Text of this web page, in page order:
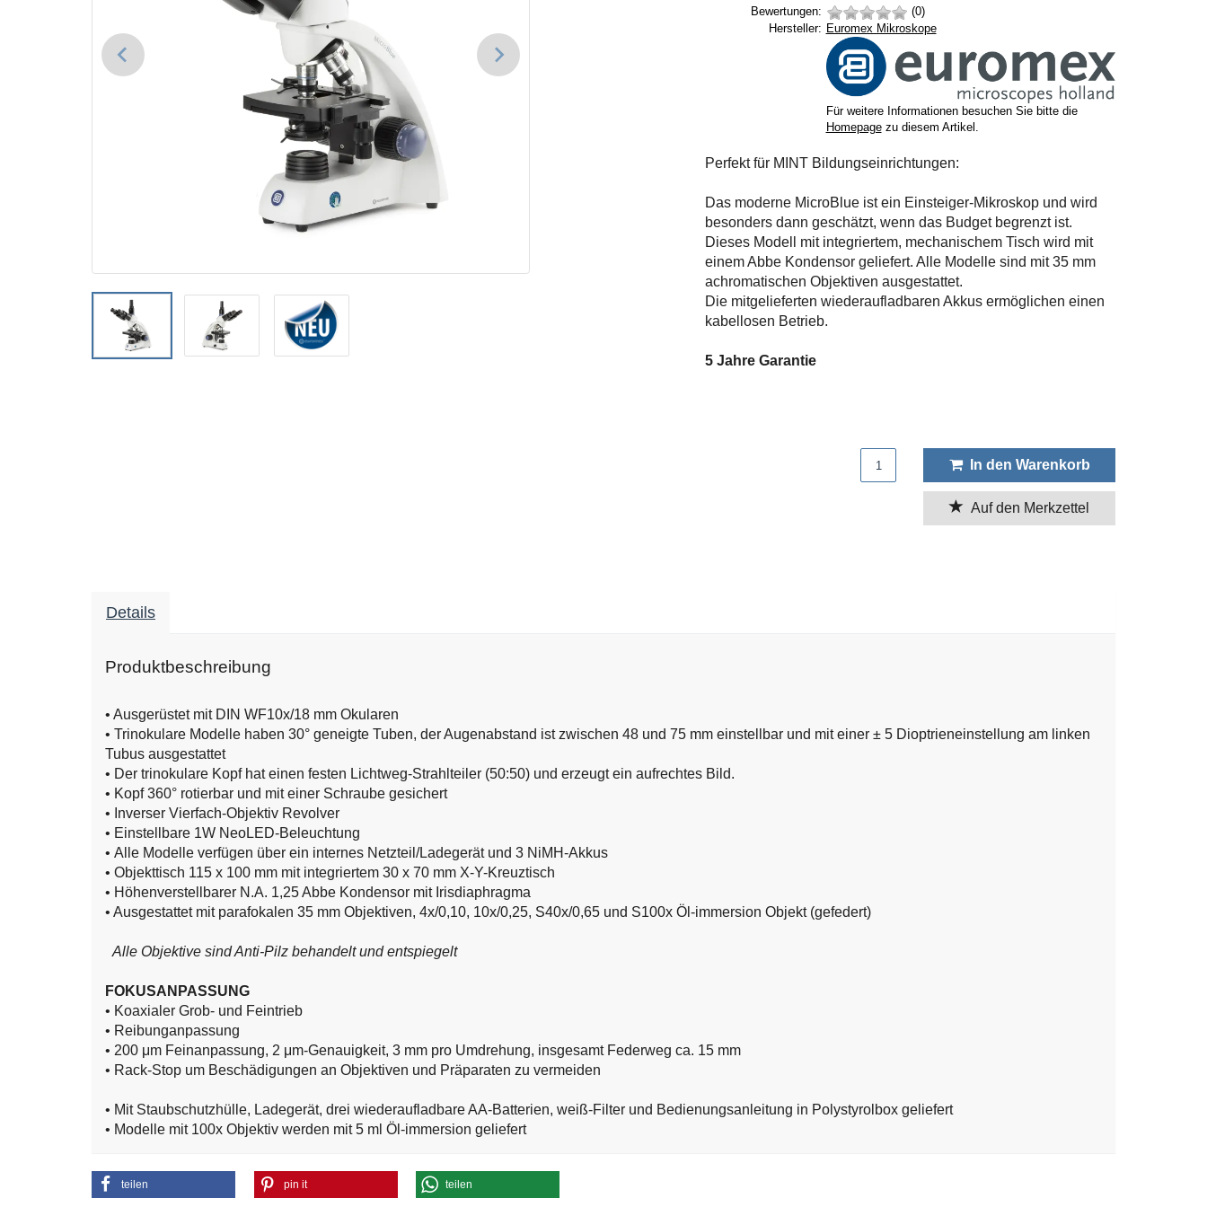
Bewertungen:
(0)
Hersteller: Hersteller:
Euromex Mikroskope
Für weitere Informationen besuchen Sie bitte die
Homepagezu diesem Artikel.
Perfekt für MINT Bildungseinrichtungen:
Das moderne MicroBlue ist ein Einsteiger-Mikroskop und wird
besonders dann geschätzt, wenn das Budget begrenzt ist.
Dieses Modell mit integriertem, mechanischem Tisch wird mit
einem Abbe Kondensor geliefert. Alle Modelle sind mit 35 mm
achromatischen Objektiven ausgestattet.
Die mitgelieferten wiederaufladbaren Akkus ermöglichen einen
kabellosen Betrieb.
5 Jahre Garantie
Produktmenge
In den Warenkorb
Auf den Merkzettel
Details
Produktbeschreibung
• Ausgerüstet mit DIN WF10x/18 mm Okularen
• Trinokulare Modelle haben 30° geneigte Tuben, der Augenabstand ist zwischen 48 und 75 mm einstellbar und mit einer ± 5 Dioptrieneinstellung am linken
Tubus ausgestattet
• Der trinokulare Kopf hat einen festen Lichtweg-Strahlteiler (50:50) und erzeugt ein aufrechtes Bild.
• Kopf 360° rotierbar und mit einer Schraube gesichert
• Inverser Vierfach-Objektiv Revolver
• Einstellbare 1W NeoLED-Beleuchtung
• Alle Modelle verfügen über ein internes Netzteil/Ladegerät und 3 NiMH-Akkus
• Objekttisch 115 x 100 mm mit integriertem 30 x 70 mm X-Y-Kreuztisch
• Höhenverstellbarer N.A. 1,25 Abbe Kondensor mit Irisdiaphragma
• Ausgestattet mit parafokalen 35 mm Objektiven, 4x/0,10, 10x/0,25, S40x/0,65 und S100x Öl-immersion Objekt (gefedert)
Alle Objektive sind Anti-Pilz behandelt und entspiegelt
FOKUSANPASSUNG
• Koaxialer Grob- und Feintrieb
• Reibunganpassung
• 200 μm Feinanpassung, 2 μm-Genauigkeit, 3 mm pro Umdrehung, insgesamt Federweg ca. 15 mm
• Rack-Stop um Beschädigungen an Objektiven und Präparaten zu vermeiden
• Mit Staubschutzhülle, Ladegerät, drei wiederaufladbare AA-Batterien, weiß-Filter und Bedienungsanleitung in Polystyrolbox geliefert
• Modelle mit 100x Objektiv werden mit 5 ml Öl-immersion geliefert
teilen pin it teilen